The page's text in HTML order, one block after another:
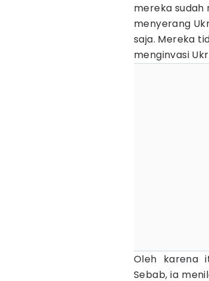
mereka sudah
menyerang
saja. Mereka
menginvasi
Oleh karena
Sebab, ia